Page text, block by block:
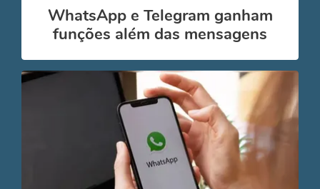
WhatsApp e Telegram ganham
funções além das mensagens